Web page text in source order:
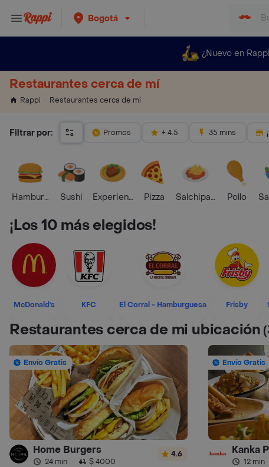
Bogotá
¿Nuevo en
Restaurantes cerca de mí
Rappi Restaurantes cerca de mí
Filtrar por: Promos + 4.5 35 mins
HamburguesaSushi Experiencias Foodies
Pizza Salchipapas Pollo
¡Los 10 más elegidos!
McDonald's KFC El Corral - Hamburguesa Frisby
Restaurantes cerca de mi ubicación
Envío Gratis
Home Burgers
24 min · $ 4000
4.6
Envío Gratis
Kanka
12 min